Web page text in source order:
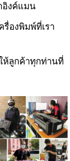
อิงค์แมน
รื่องพิมพ์ที่เรา
ห้ลูกค้าทุกท่านที่